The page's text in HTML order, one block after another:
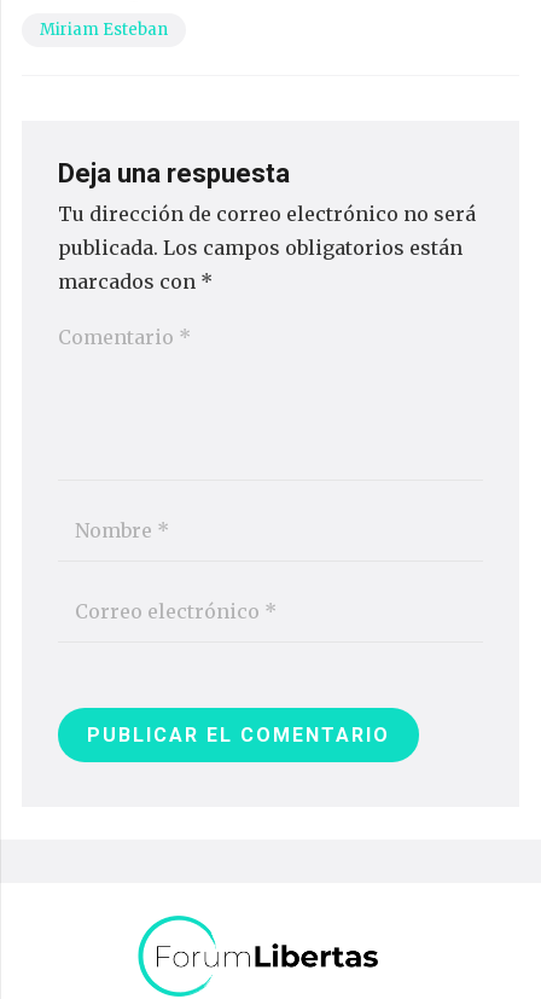
Miriam Esteban
Deja una respuesta
Tu dirección de correo electrónico no será
publicada. Los campos obligatorios están
marcados con *
PUBLICAR EL COMENTARIO